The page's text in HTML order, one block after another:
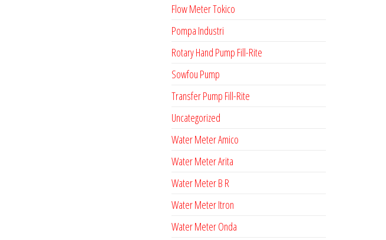
Flow Meter Tokico
Pompa Industri
Rotary Hand Pump Fill-Rite
Sowfou Pump
Transfer Pump Fill-Rite
Uncategorized
Water Meter Amico
Water Meter Arita
Water Meter B R
Water Meter Itron
Water Meter Onda